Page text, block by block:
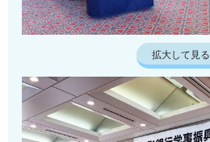
拡大して見る